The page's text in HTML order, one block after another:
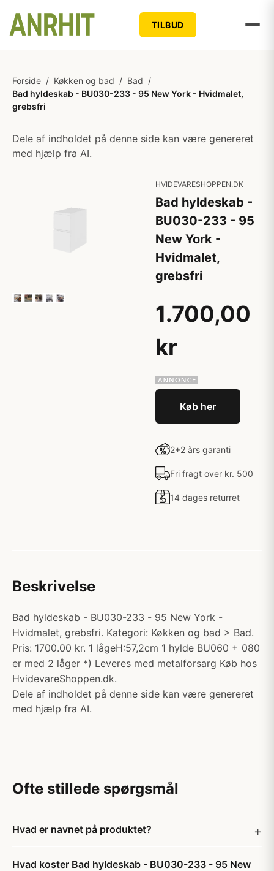
TILBUD
Forside / Køkken og bad / Bad /
Bad hyldeskab - BU030-233 - 95 New York - Hvidmalet,
grebsfri
Dele af indholdet på denne side kan være genereret
med hjælp fra AI.
HVIDEVARESHOPPEN.DK
Bad hyldeskab -
BU030-233 - 95
New York -
Hvidmalet,
grebsfri
1.700,00
kr
Køb her
2+2 års garanti
Fri fragt over kr. 500
14 dages returret
Beskrivelse
Bad hyldeskab - BU030-233 - 95 New York -
Hvidmalet, grebsfri. Kategori: Køkken og bad > Bad.
Pris: 1700.00 kr. 1 lågeH:57,2cm 1 hylde BU060 + 080
er med 2 låger *) Leveres med metalforsarg Køb hos
HvidevareShoppen.dk.
Dele af indholdet på denne side kan være genereret
med hjælp fra AI.
Ofte stillede spørgsmål
Hvad er navnet på produktet?
Hvad koster Bad hyldeskab - BU030-233 - 95 New